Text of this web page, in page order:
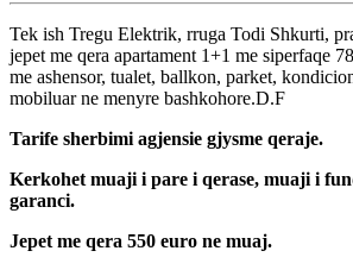
Tek ish Tregu Elektrik, rruga Todi Shkurti,
jepet me qera apartament 1+1 me siperfaqe
me ashensor, tualet, ballkon, parket,
mobiluar ne menyre bashkohore.D.F
Tarife sherbimi agjensie gjysme qeraje.
Kerkohet muaji i pare i qerase, muaji i
garanci.
Jepet me qera 550 euro ne muaj.